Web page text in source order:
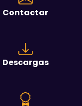
Contactar
Descargas